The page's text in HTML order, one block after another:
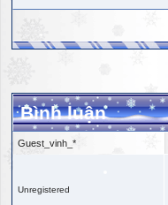
Bình luận
Guest_vinh_*
Unregistered